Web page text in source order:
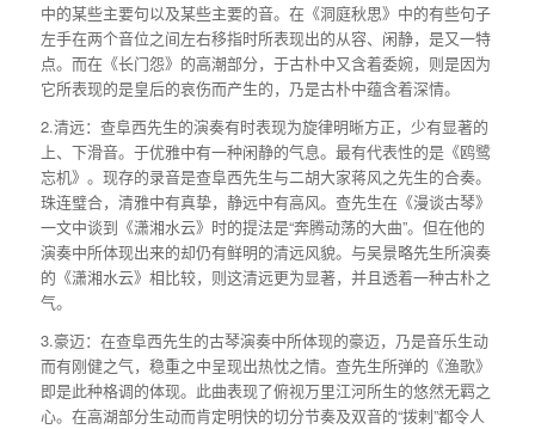
中的某些主要句以及某些主要的音。在《洞庭秋思》中的有些句子
左手在两个音位之间左右移指时所表现出的从容、闲静，是又一特
点。而在《长门怨》的高潮部分，于古朴中又含着委婉，则是因为
它所表现的是皇后的哀伤而产生的，乃是古朴中蕴含着深情。
2.清远：查阜西先生的演奏有时表现为旋律明晰方正，少有显著的
上、下滑音。于优雅中有一种闲静的气息。最有代表性的是《鸥鹭
忘机》。现存的录音是查阜西先生与二胡大家蒋风之先生的合奏。
珠连璧合，清雅中有真挚，静远中有高风。查先生在《漫谈古琴》
一文中谈到《潇湘水云》时的提法是“奔腾动荡的大曲”。但在他的
演奏中所体现出来的却仍有鲜明的清远风貌。与吴景略先生所演奏
的《潇湘水云》相比较，则这清远更为显著，并且透着一种古朴之
气。
3.豪迈：在查阜西先生的古琴演奏中所体现的豪迈，乃是音乐生动
而有刚健之气，稳重之中呈现出热忱之情。查先生所弹的《渔歌》
即是此种格调的体现。此曲表现了俯视万里江河所生的悠然无羁之
心。在高湖部分生动而肯定明快的切分节奏及双音的“拨剌”都令人